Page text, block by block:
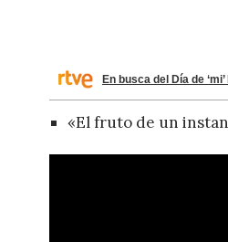
En busca del Día de
«El fruto de un